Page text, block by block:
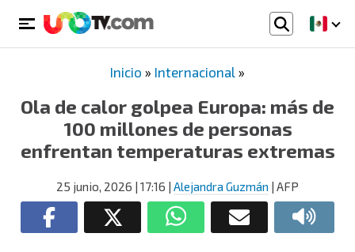
Inicio » Internacional »
Ola de calor golpea Europa: más de
100 millones de personas
enfrentan temperaturas extremas
25 junio, 2026 | 17:16 | Alejandra Guzmán | AFP